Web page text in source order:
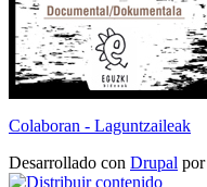
Colaboran - Laguntzaileak
Desarrollado con Drupal por